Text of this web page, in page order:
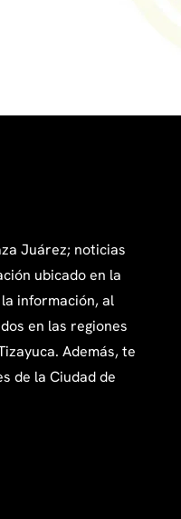
Juárez; noticias
ubicado en la
información, al
en las regiones
Además, te
de la Ciudad de